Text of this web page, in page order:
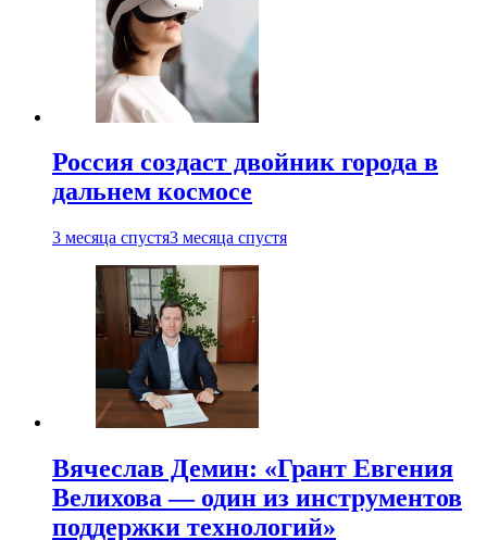
Россия создаст двойник города в
дальнем космосе
3 месяца спустя3 месяца спустя
Вячеслав Демин: «Грант Евгения
Велихова — один из инструментов
поддержки технологий»